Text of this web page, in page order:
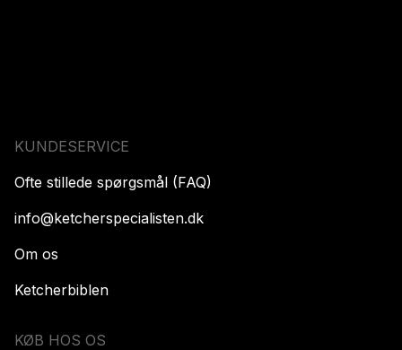
KUNDESERVICE
Ofte stillede spørgsmål (FAQ)
info@ketcherspecialisten.dk
Om os
Ketcherbiblen
KØB HOS OS